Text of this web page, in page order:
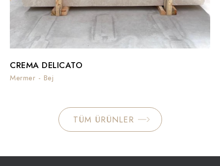
CREMA DELICATO
Mermer - Bej
TÜM ÜRÜNLER